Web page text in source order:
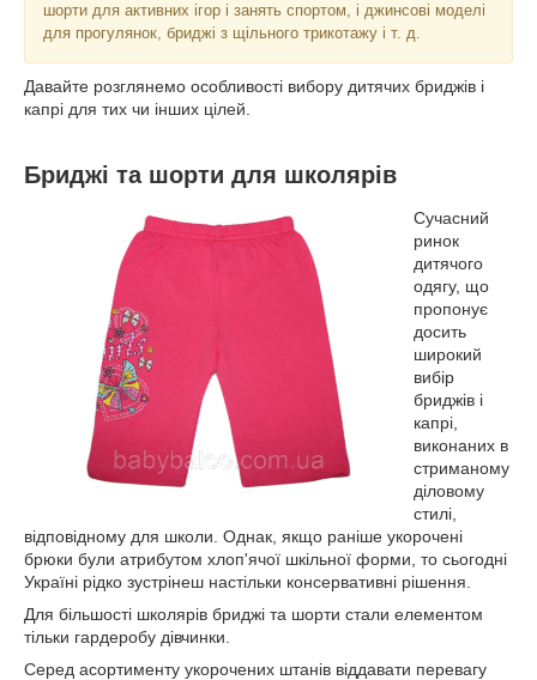
шорти для активних ігор і занять спортом, і джинсові моделі
для прогулянок, бриджі з щільного трикотажу і т. д.
Давайте розглянемо особливості вибору дитячих бриджів і
капрі для тих чи інших цілей.
Бриджі та шорти для школярів
Сучасний
ринок
дитячого
одягу, що
пропонує
досить
широкий
вибір
бриджів і
капрі,
виконаних в
стриманому
діловому
стилі,
відповідному для школи. Однак, якщо раніше укорочені
брюки були атрибутом хлоп'ячої шкільної форми, то сьогодні
Україні рідко зустрінеш настільки консервативні рішення.
Для більшості школярів бриджі та шорти стали елементом
тільки гардеробу дівчинки.
Серед асортименту укорочених штанів віддавати перевагу